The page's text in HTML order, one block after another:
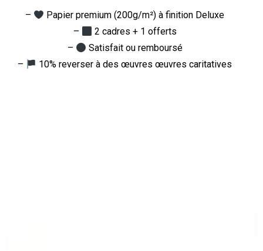
–
Papier premium (200g/m²) à finition Deluxe
–
2 cadres + 1 offerts
–
Satisfait ou remboursé
–
10% reverser à des œuvres œuvres caritatives